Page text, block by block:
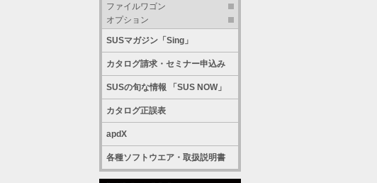
ファイルワゴン
オプション
SUSマガジン「Sing」
カタログ請求・セミナー申込み
SUSの旬な情報 「SUS NOW」
カタログ正誤表
apdX
各種ソフトウエア・取扱説明書